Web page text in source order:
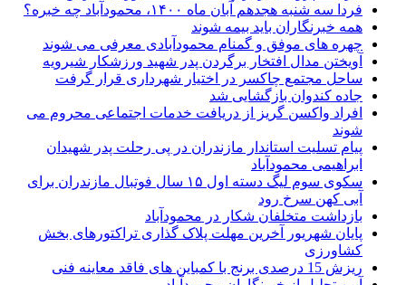
فردا سه شنبه هجدهم آبان ماه ۱۴۰۰، محمودآباد چه خبره؟
همه خبرنگاران باید بیمه شوند
چهره های موفق و گمنام محمودآبادی معرفی می شوند
آویختن مدال افتخار برگردن پدر شهید ورزشکار شیرویه
ساحل مجتمع چاکسر در اختیار شهرداری قرار گرفت
جاده کندوان بازگشایی شد
افراد واکسن گریز از دریافت خدمات اجتماعی محروم می
شوند
پیام تسلیت استاندار مازندران در پی رحلت پدر شهیدان
ابراهیمی محمودآباد
سکوی سوم لیگ دسته اول ۱۵ سال فوتبال مازندران برای
آبی کهن سرخ رود
بازداشت متخلفان شکار در محمودآباد
پایان شهریور آخرین مهلت پلاک گذاری تراکتورهای بخش
کشاورزی
ریزش 15 درصدی برنج با کمباین های فاقد معاینه فنی